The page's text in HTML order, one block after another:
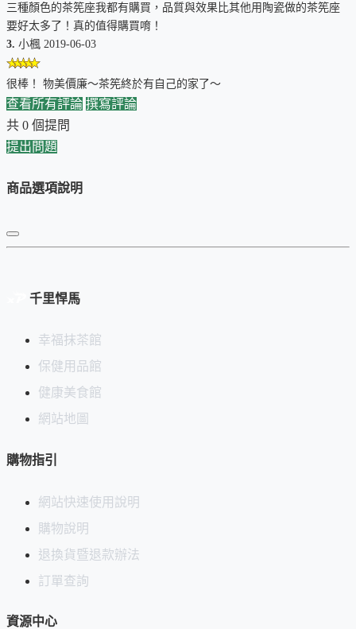
我們的茶筅座解決了上述所有問題。
上圖：底部三個光滑圓球腳，不傷桌面又能穩固站立。這個系
列的茶筅座皆由千里悍馬 (xproda.com) 的幸福抹茶運動設計，
二、功用更多
茶筅座 (完美的姿態調整、避免發霉)
可用來做為筆座
可作為紙鎮
三種顏色的茶筅座我都有購買，品質與效果比其他用陶瓷做的茶筅座
要好太多了！真的值得購買唷！
3. 小楓 2019-06-03
很棒！ 物美價廉～茶筅終於有自己的家了～
查看所有評論 撰寫評論
共 0 個提問
提出問題
商品選項說明
千里悍馬
幸福抹茶館
保健用品館
健康美食館
網站地圖
購物指引
網站快速使用說明
購物說明
退換貨暨退款辦法
訂單查詢
資源中心